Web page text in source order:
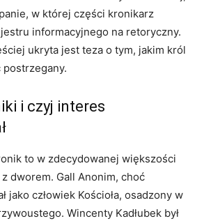
w której części kronikarz
informacyjnego na retoryczny.
ukryta jest teza o tym, jakim król
postrzegany.
i czyj interes
to w zdecydowanej większości
dworem. Gall Anonim, choć
jako człowiek Kościoła, osadzony w
Wincenty Kadłubek był